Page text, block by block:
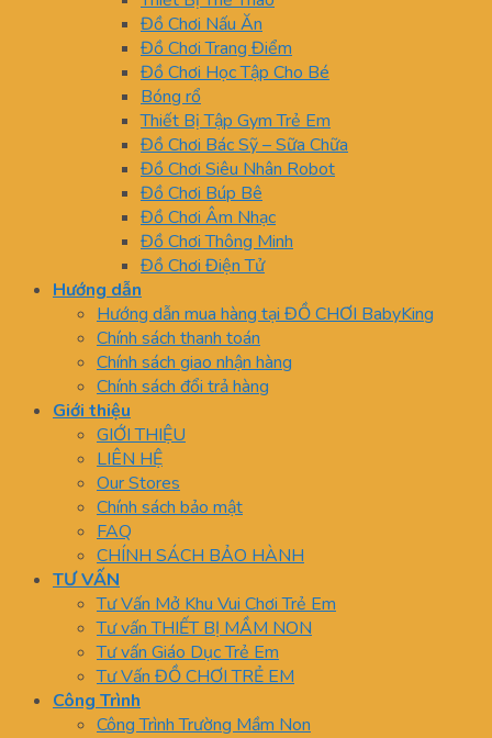
Đồ Chơi Nấu Ăn
Đồ Chơi Trang Điểm
Đồ Chơi Học Tập Cho Bé
Bóng rổ
Thiết Bị Tập Gym Trẻ Em
Đồ Chơi Bác Sỹ – Sữa Chữa
Đồ Chơi Siêu Nhân Robot
Đồ Chơi Búp Bê
Đồ Chơi Âm Nhạc
Đồ Chơi Thông Minh
Đồ Chơi Điện Tử
Hướng dẫn
Hướng dẫn mua hàng tại ĐỒ CHƠI BabyKing
Chính sách thanh toán
Chính sách giao nhận hàng
Chính sách đổi trả hàng
Giới thiệu
GIỚI THIỆU
LIÊN HỆ
Our Stores
Chính sách bảo mật
FAQ
CHÍNH SÁCH BẢO HÀNH
TƯ VẤN
Tư Vấn Mở Khu Vui Chơi Trẻ Em
Tư vấn THIẾT BỊ MẦM NON
Tư vấn Giáo Dục Trẻ Em
Tư Vấn ĐỒ CHƠI TRẺ EM
Công Trình
Công Trình Trường Mầm Non